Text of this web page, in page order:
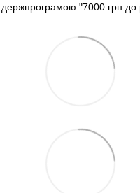
"7000 грн до